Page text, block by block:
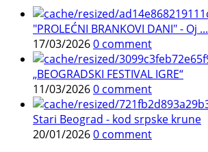
"PROLEĆNI BRANKOVI DANI" - Oj ...
17/03/20260 comment
„BEOGRADSKI FESTIVAL IGRE“
11/03/20260 comment
Stari Beograd - kod srpske krune
20/01/20260 comment